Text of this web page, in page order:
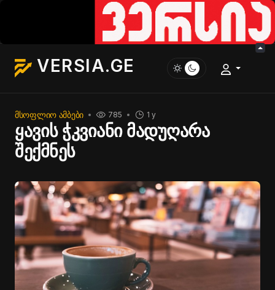
VERSIA.GE
ᲛᲡᲝᲤᲚᲘᲝ ᲐᲛᲑᲔᲑᲘ 1 y
785
ყავის ჭკვიანი მადუღარა
შექმნეს